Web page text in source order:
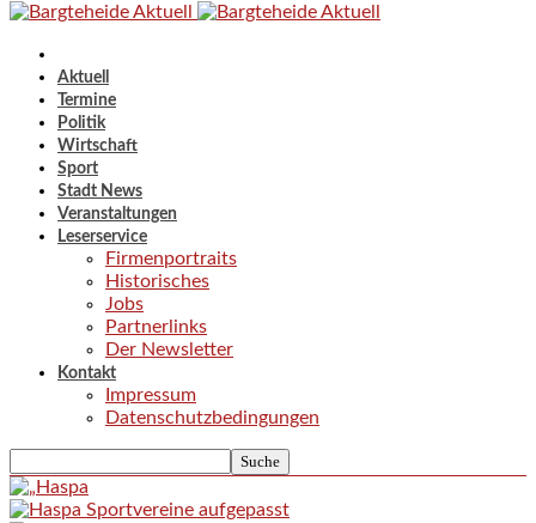
Aktuell
Termine
Politik
Wirtschaft
Sport
Stadt News
Veranstaltungen
Leserservice
Firmenportraits
Historisches
Jobs
Partnerlinks
Der Newsletter
Kontakt
Impressum
Datenschutzbedingungen